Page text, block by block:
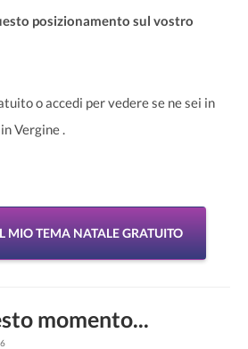
posizionamento sul vostro
o accedi per vedere se ne sei in
Vergine .
MIO TEMA NATALE GRATUITO
momento...